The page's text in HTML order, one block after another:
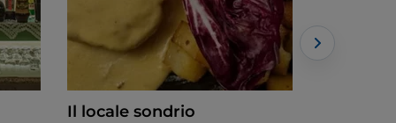
Il locale sondrio